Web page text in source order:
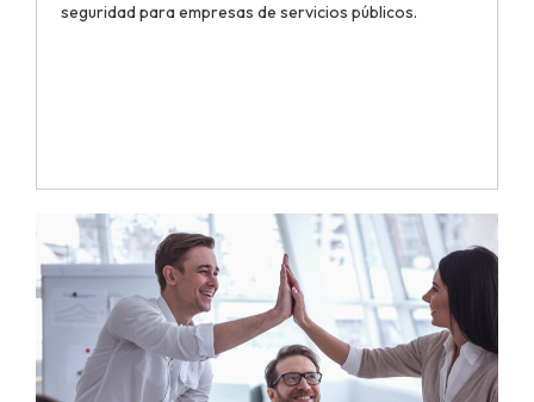
seguridad para empresas de servicios públicos.